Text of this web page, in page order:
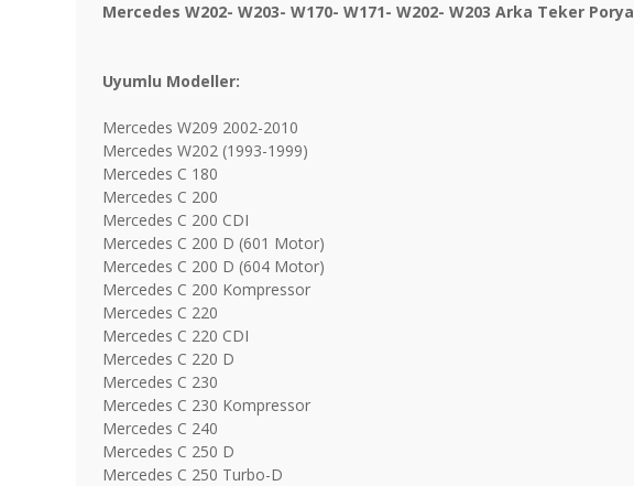
Mercedes W202- W203- W170- W171- W202- W203 Arka Teker Porya
Uyumlu Modeller:
Mercedes W209 2002-2010
Mercedes W202 (1993-1999)
Mercedes C 180
Mercedes C 200
Mercedes C 200 CDI
Mercedes C 200 D (601 Motor)
Mercedes C 200 D (604 Motor)
Mercedes C 200 Kompressor
Mercedes C 220
Mercedes C 220 CDI
Mercedes C 220 D
Mercedes C 230
Mercedes C 230 Kompressor
Mercedes C 240
Mercedes C 250 D
Mercedes C 250 Turbo-D